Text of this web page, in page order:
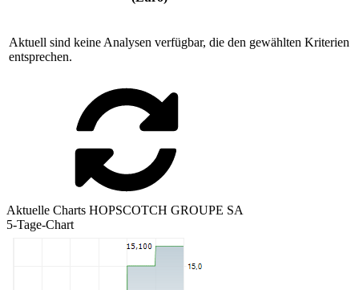
Aktuell sind keine Analysen verfügbar, die den gewählten Kriterien
entsprechen.
Aktuelle Charts HOPSCOTCH GROUPE SA
5-Tage-Chart